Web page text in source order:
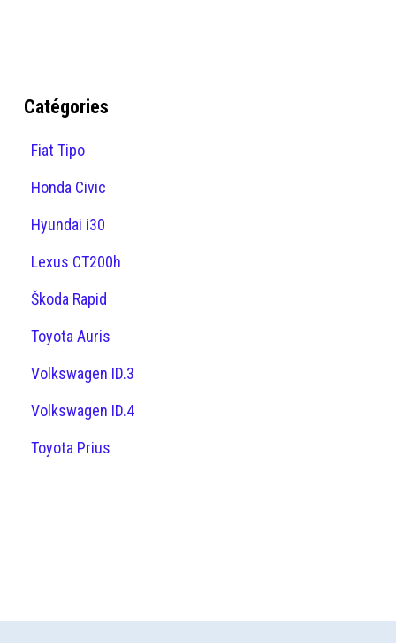
Catégories
Fiat Tipo
Honda Civic
Hyundai i30
Lexus CT200h
Škoda Rapid
Toyota Auris
Volkswagen ID.3
Volkswagen ID.4
Toyota Prius